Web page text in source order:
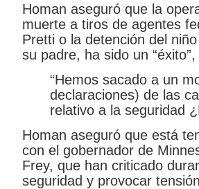
Homan aseguró que la
muerte a tiros de agentes
Pretti o la detención del
su padre, ha sido un
“Hemos sacado a un
declaraciones) de las
relativo a la seguridad
Homan aseguró que está
con el gobernador de
Frey, que han criticado
seguridad y provocar